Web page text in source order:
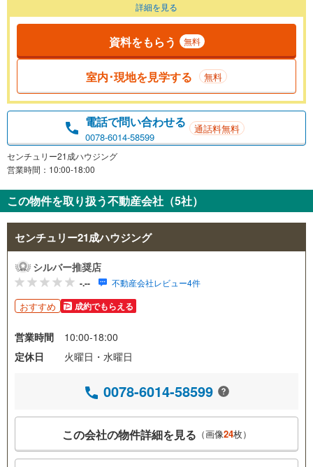
詳細を見る
資料をもらう 無料
室内･現地を見学する 無料
電話で問い合わせる
0078-6014-58599
通話料無料
センチュリー21成ハウジング
営業時間：10:00-18:00
この物件を取り扱う不動産会社（5社）
センチュリー21成ハウジング
シルバー推奨店
-.-- 不動産会社レビュー4件
おすすめ 成約でもらえる
営業時間
10:00-18:00
定休日
火曜日・水曜日
0078-6014-58599
この会社の物件詳細を見る （画像24枚）